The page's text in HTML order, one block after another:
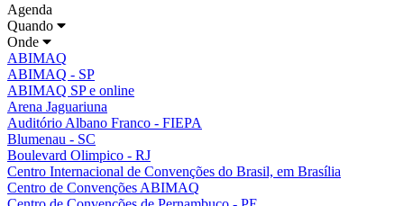
Agenda
Quando
Onde
ABIMAQ
ABIMAQ - SP
ABIMAQ SP e online
Arena Jaguariuna
Auditório Albano Franco - FIEPA
Blumenau - SC
Boulevard Olimpico - RJ
Centro Internacional de Convenções do Brasil, em Brasília
Centro de Convenções ABIMAQ